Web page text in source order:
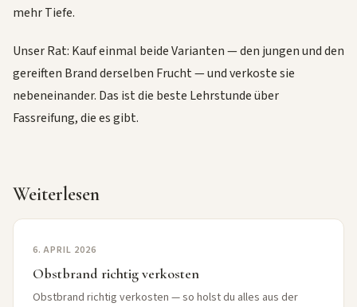
mehr Tiefe.
Unser Rat: Kauf einmal beide Varianten — den jungen und den
gereiften Brand derselben Frucht — und verkoste sie
nebeneinander. Das ist die beste Lehrstunde über
Fassreifung, die es gibt.
Weiterlesen
6. APRIL 2026
Obstbrand richtig verkosten
Obstbrand richtig verkosten — so holst du alles aus der